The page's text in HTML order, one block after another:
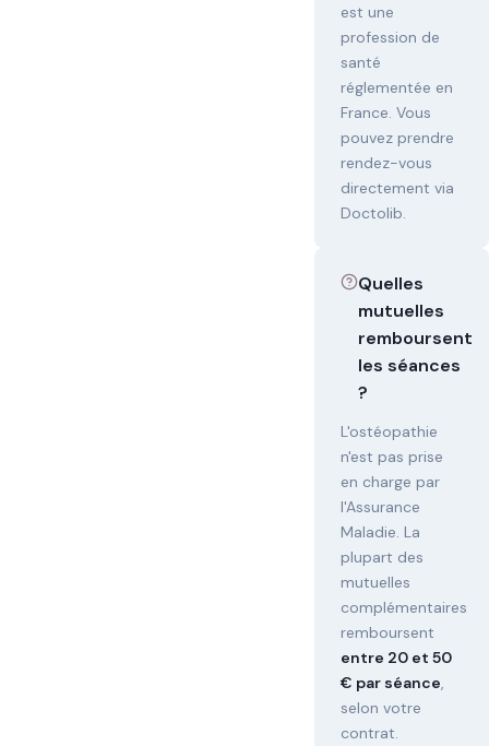
est une
profession de
santé
réglementée en
France. Vous
pouvez prendre
rendez-vous
directement via
Doctolib.
Quelles
mutuelles
remboursent
les séances
?
L'ostéopathie
n'est pas prise
en charge par
l'Assurance
Maladie. La
plupart des
mutuelles
complémentaires
remboursent
entre 20 et 50
€ par séance,
selon votre
contrat.